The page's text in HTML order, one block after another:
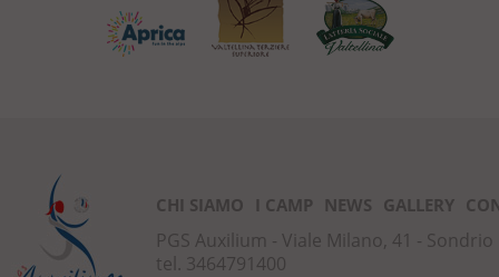
CHI SIAMO I CAMP NEWS GALLERY
PGS Auxilium - Viale Milano, 41 - Sondrio
tel. 3464791400